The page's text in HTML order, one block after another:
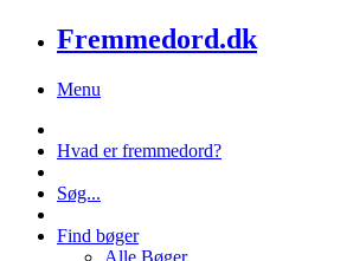
Fremmedord.dk
Menu
Hvad er fremmedord?
Søg...
Find bøger
Alle Bøger